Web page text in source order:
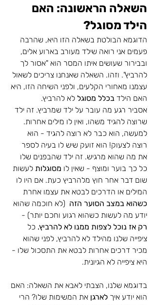
השאלה הראשונה: האם
הילד מסוגל?
הדוגמא הבולטת בשאלה הזו היא, שהרבה
פעמים אני רואה שילד מעורב בארוע אלים,
ובבירור שעושים איתו המסר הוא "אסור לך
להרביץ". וזהו. השאלה שאנחנו צריכים לשאול
עצמנו מאחורי הקלעים, ולפני השיחה הזו, היא
האם הילד בכלל מסוגל לא להרביץ.
אסביר רגע מה עובר על ילד שמרביץ. זה ילד
שרוצה להגיד משהו, ואין לו מילים אחרות.
למעשה, הוא כבר לא רוצה להגיד - הוא
רוצה לצעוק! הוא זועק שיש לו בעיה לספר
את מה שהוא מרגיש. זה ילד שהבפנים שלו
כל כך בוער ומוצף - שאין לו מסוגלות לעשות
שום דבר אחר חוץ מלהרביץ כעת. אם היו לו
המילים או הדרכים לבטא את עצמו אחרת
כשהוא במצב הסוער הזה
  (לא חוכמה שהוא
יודע מה לעשות כשהוא רגוע וחכם יותר) -
רק אז נוכל לצפות ממנו לא להרביץ. כל
ציפייה שלנו מהילד לא להרביץ, לפני שהוא
מכיר דרכים אחרות לבטא את התסכול שלו -
היא ציפייה לא הגיונית.
בדוגמא שלנו, הצבתי לאבא את השאלה: האם
הוא יודע איך לארגן את המשימות שלו? הרי